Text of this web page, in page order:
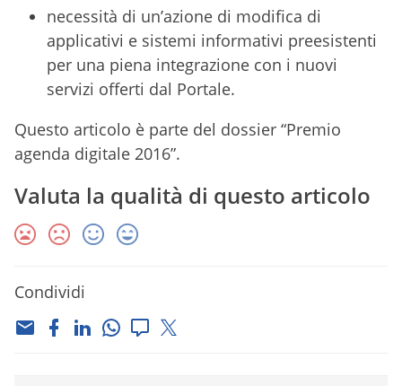
necessità di un’azione di modifica di
applicativi e sistemi informativi preesistenti
per una piena integrazione con i nuovi
servizi offerti dal Portale.
Questo articolo è parte del dossier “Premio
agenda digitale 2016”.
Valuta la qualità di questo articolo
Condividi